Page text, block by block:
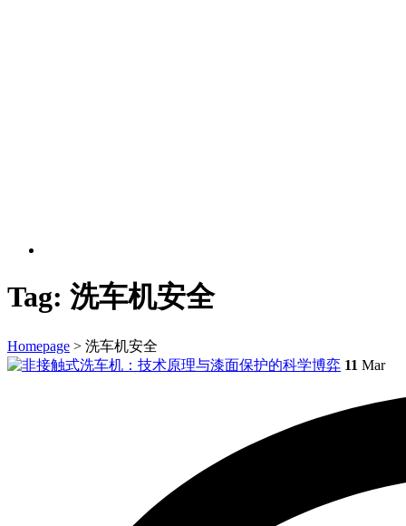
Tag: 洗车机安全
Homepage > 洗车机安全
11 Mar